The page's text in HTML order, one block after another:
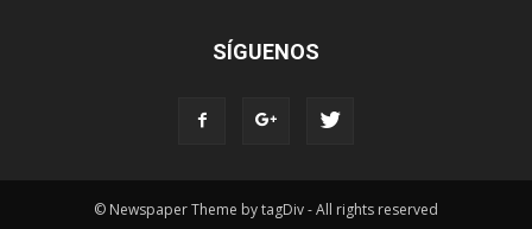
SÍGUENOS
© Newspaper Theme by tagDiv - All rights reserved